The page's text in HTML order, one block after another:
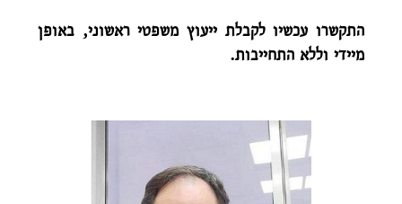
התקשרו עכשיו לקבלת ייעוץ משפטי ראשוני, באופן
מיידי וללא התחייבות.